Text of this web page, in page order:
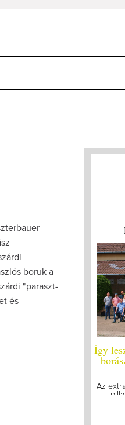
boruk a
"paraszt-
és
valaki egy év alatt végzett
#26 - tényleg a legutolsó
ráadás fotók mellett a legjobb